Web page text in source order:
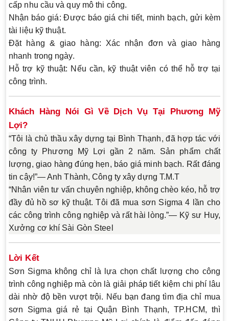
cấp nhu cầu và quy mô thi công.
Nhận báo giá: Được báo giá chi tiết, minh bạch, gửi kèm
tài liệu kỹ thuật.
Đặt hàng & giao hàng: Xác nhận đơn và giao hàng
nhanh trong ngày.
Hỗ trợ kỹ thuật: Nếu cần, kỹ thuật viên có thể hỗ trợ tại
công trình.
Khách Hàng Nói Gì Về Dịch Vụ Tại Phương Mỹ
Lợi?
“Tôi là chủ thầu xây dựng tại Bình Thạnh, đã hợp tác với
công ty Phương Mỹ Lợi gần 2 năm. Sản phẩm chất
lượng, giao hàng đúng hẹn, báo giá minh bạch. Rất đáng
tin cậy!”— Anh Thành, Công ty xây dựng T.M.T
“Nhân viên tư vấn chuyên nghiệp, không chèo kéo, hỗ trợ
đầy đủ hồ sơ kỹ thuật. Tôi đã mua sơn Sigma 4 lần cho
các công trình công nghiệp và rất hài lòng.”— Kỹ sư Huy,
Xưởng cơ khí Sài Gòn Steel
Lời Kết
Sơn Sigma không chỉ là lựa chọn chất lượng cho công
trình công nghiệp mà còn là giải pháp tiết kiệm chi phí lâu
dài nhờ độ bền vượt trội. Nếu bạn đang tìmđịa chỉ mua
sơn Sigma giá rẻ tại Quận Bình Thạnh, TP.HCM, thì